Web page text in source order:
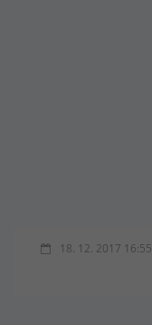
18. 12. 2017 16:55